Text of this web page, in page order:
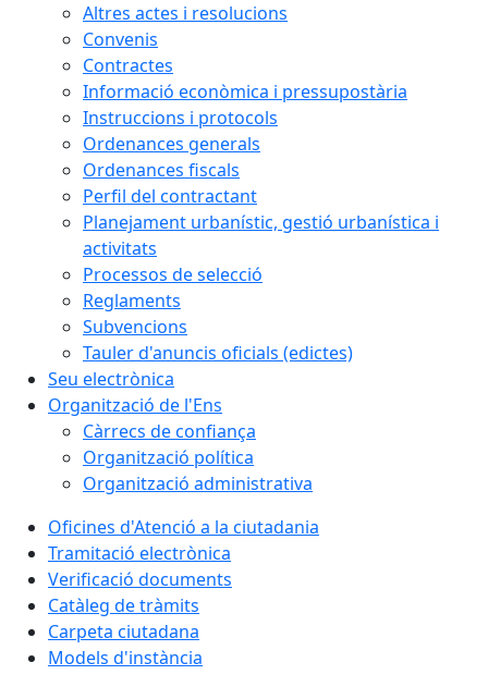
Altres actes i resolucions
Convenis
Contractes
Informació econòmica i pressupostària
Instruccions i protocols
Ordenances generals
Ordenances fiscals
Perfil del contractant
Planejament urbanístic, gestió urbanística i
activitats
Processos de selecció
Reglaments
Subvencions
Tauler d'anuncis oficials (edictes)
Seu electrònica
Organització de l'Ens
Càrrecs de confiança
Organització política
Organització administrativa
Oficines d'Atenció a la ciutadania
Tramitació electrònica
Verificació documents
Catàleg de tràmits
Carpeta ciutadana
Models d'instància